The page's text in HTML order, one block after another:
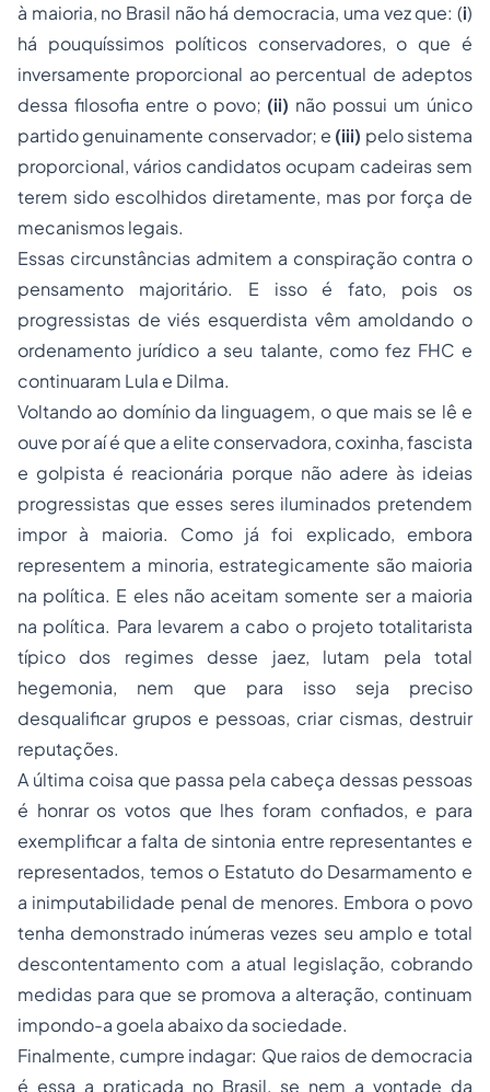
à maioria, no Brasil não há democracia, uma vez que: (i)
há pouquíssimos políticos conservadores, o que é
inversamente proporcional ao percentual de adeptos
dessa filosofia entre o povo; (ii) não possui um único
partido genuinamente conservador; e (iii) pelo sistema
proporcional, vários candidatos ocupam cadeiras sem
terem sido escolhidos diretamente, mas por força de
mecanismos legais.
Essas circunstâncias admitem a conspiração contra o
pensamento majoritário. E isso é fato, pois os
progressistas de viés esquerdista vêm amoldando o
ordenamento jurídico a seu talante, como fez FHC e
continuaram Lula e Dilma.
Voltando ao domínio da linguagem, o que mais se lê e
ouve por aí é que a elite conservadora, coxinha, fascista
e golpista é reacionária porque não adere às ideias
progressistas que esses seres iluminados pretendem
impor à maioria. Como já foi explicado, embora
representem a minoria, estrategicamente são maioria
na política. E eles não aceitam somente ser a maioria
na política. Para levarem a cabo o projeto totalitarista
típico dos regimes desse jaez, lutam pela total
hegemonia, nem que para isso seja preciso
desqualificar grupos e pessoas, criar cismas, destruir
reputações.
A última coisa que passa pela cabeça dessas pessoas
é honrar os votos que lhes foram confiados, e para
exemplificar a falta de sintonia entre representantes e
representados, temos o Estatuto do Desarmamento e
a inimputabilidade penal de menores. Embora o povo
tenha demonstrado inúmeras vezes seu amplo e total
descontentamento com a atual legislação, cobrando
medidas para que se promova a alteração, continuam
impondo-a goela abaixo da sociedade.
Finalmente, cumpre indagar: Que raios de democracia
é essa a praticada no Brasil, se nem a vontade da